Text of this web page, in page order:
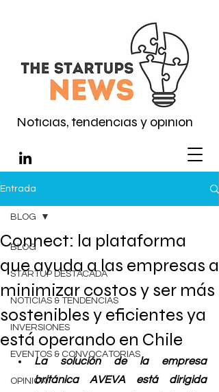
Noticias, tendencias y opinión
Entrada
BLOG
STARTUP DESTACADA
NOTICIAS & TENDENCIAS
INVERSIONES
EVENTOS & CONVOCATORIAS
OPINIÓN
BLOG
Connect: la plataforma
que ayuda a las empresas a
minimizar costos y ser más
sostenibles y eficientes ya
está operando en Chile
La solución de la empresa
británica AVEVA está dirigida